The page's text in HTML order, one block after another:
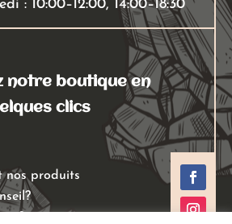
: 10:00–12:00, 14:00–18:30
notre boutique en
clics
nos produits